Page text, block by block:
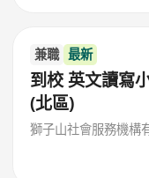
兼職 最新
到校 英文讀寫
(北區)
獅子山社會服務機構